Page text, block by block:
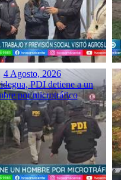
4 Agosto, 2026
PDI detiene a un
por microtráfico